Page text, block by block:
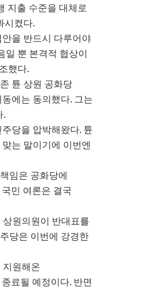
지출 수준을 대체로
시켰다.
을 반드시 다루어야
일 뿐 본격적 협상이
했다.
튠 상원 공화당
에는 동의했다. 그는
.
당을 압박해왔다. 튠
는 말이기에 이번엔
임은 공화당에
민 여론은 결국
원의원이 반대표를
당은 이번에 강경한
지원해온
료될 예정이다. 반면